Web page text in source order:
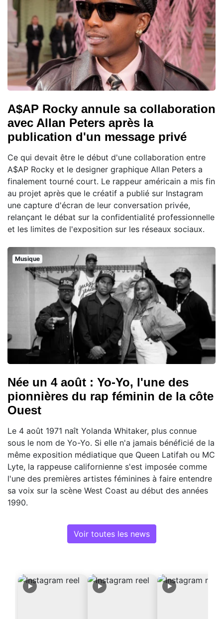
A$AP Rocky annule sa collaboration
avec Allan Peters après la
publication d'un message privé
Ce qui devait être le début d'une collaboration entre
A$AP Rocky et le designer graphique Allan Peters a
finalement tourné court. Le rappeur américain a mis fin
au projet après que le créatif a publié sur Instagram
une capture d'écran de leur conversation privée,
relançant le débat sur la confidentialité professionnelle
et les limites de l'exposition sur les réseaux sociaux.
Musique
Née un 4 août : Yo-Yo, l'une des
pionnières du rap féminin de la côte
Ouest
Le 4 août 1971 naît Yolanda Whitaker, plus connue
sous le nom de Yo-Yo. Si elle n'a jamais bénéficié de la
même exposition médiatique que Queen Latifah ou MC
Lyte, la rappeuse californienne s'est imposée comme
l'une des premières artistes féminines à faire entendre
sa voix sur la scène West Coast au début des années
1990.
Voir toutes les news